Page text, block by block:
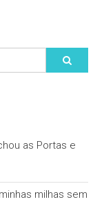
as Portas e
milhas sem